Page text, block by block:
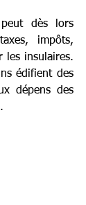
dès lors
impôts,
les insulaires.
édifient des
dépens des